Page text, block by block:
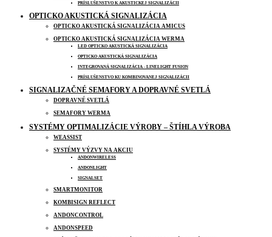
PRÍSLUŠENSTVO K AKUSTICKEJ SIGNALIZÁCII
OPTICKO AKUSTICKÁ SIGNALIZÁCIA
OPTICKO AKUSTICKÁ SIGNALIZÁCIA AMICUS
OPTICKO AKUSTICKÁ SIGNALIZÁCIA WERMA
LED OPTICKO AKUSTICKÁ SIGNALIZÁCIA
OPTICKO AKUSTICKÁ SIGNALIZÁCIA
INTEGROVANÁ SIGNALIZÁCIA - LINELIGHT FUSION
PRÍSLUŠENSTVO KU KOMBINOVANEJ SIGNALIZÁCII
SIGNALIZAČNÉ SEMAFORY A DOPRAVNÉ SVETLÁ
DOPRAVNÉ SVETLÁ
SEMAFORY WERMA
SYSTÉMY OPTIMALIZÁCIE VÝROBY – ŠTÍHLA VÝROBA
WEASSIST
SYSTÉMY VÝZVY NA AKCIU
ANDONWIRELESS
ANDONLIGHT
SIGNALSET
SMARTMONITOR
KOMBISIGN REFLECT
ANDONCONTROL
ANDONSPEED